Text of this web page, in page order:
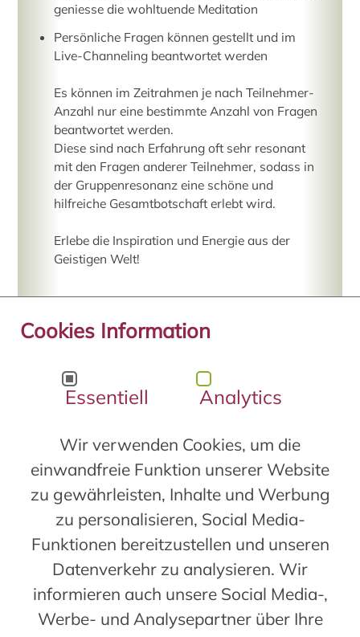
geniesse die wohltuende Meditation
Persönliche Fragen können gestellt und im
Live-Channeling beantwortet werden
Es können im Zeitrahmen je nach Teilnehmer-
Anzahl nur eine bestimmte Anzahl von Fragen
beantwortet werden.
Diese sind nach Erfahrung oft sehr resonant
mit den Fragen anderer Teilnehmer, sodass in
der Gruppenresonanz eine schöne und
hilfreiche Gesamtbotschaft erlebt wird.
Erlebe die Inspiration und Energie aus der
Geistigen Welt!
Channel-Abende als MP3 und CD
und Channelings der
Channel-Abende im
sind auch zum Download
als MP3 oder als CD erhältlich.
laden.
Cookies Information
Essentiell Analytics
Wir verwenden Cookies, um die
einwandfreie Funktion unserer Website
zu gewährleisten, Inhalte und Werbung
zu personalisieren, Social Media-
Funktionen bereitzustellen und unseren
Datenverkehr zu analysieren. Wir
informieren auch unsere Social Media-,
Werbe- und Analysepartner über Ihre